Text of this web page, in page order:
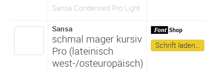
Sansa Condensed Pro Light
Sansa
schmal mager kursiv
Pro (lateinisch
west-/osteuropäisch)
Schrift laden…